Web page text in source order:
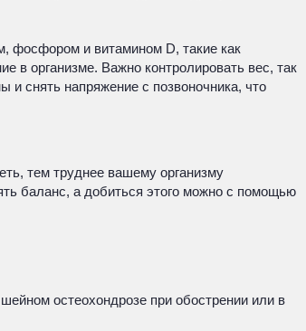
фосфором и витамином D, такие как
в организме. Важно контролировать вес, так
и снять напряжение с позвоночника, что
тем труднее вашему организму
баланс, а добиться этого можно с помощью
остеохондрозе при обострении или в